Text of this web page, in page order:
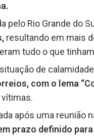
pelo Rio Grande do
resultando em mais
tudo o que
de
com o lema
após uma reunião
prazo definido